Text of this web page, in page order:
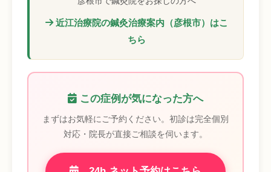
近江治療院の鍼灸治療案内（彦根市）はこ
ちら
この症例が気になった方へ
まずはお気軽にご予約ください。初診は完全個別
対応・院長が直接ご相談を伺います。